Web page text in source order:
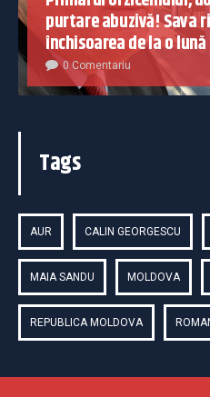
purtare abuzivă! Sava
închisoarea de la o
0 Comentariu
Tags
AUR CALIN GEORGESCU
MAIA SANDU MOLDOVA
REPUBLICA MOLDOVA